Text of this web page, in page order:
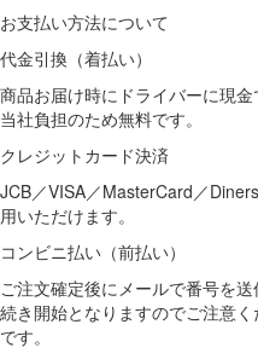
お支払い方法について
代金引換（着払い）
商品お届け時にドライバーに現
当社負担のため無料です。
クレジットカード決済
JCB／VISA／MasterCard／
用いただけます。
コンビニ払い（前払い）
ご注文確定後にメールで番号を
続き開始となりますのでご注意
です。